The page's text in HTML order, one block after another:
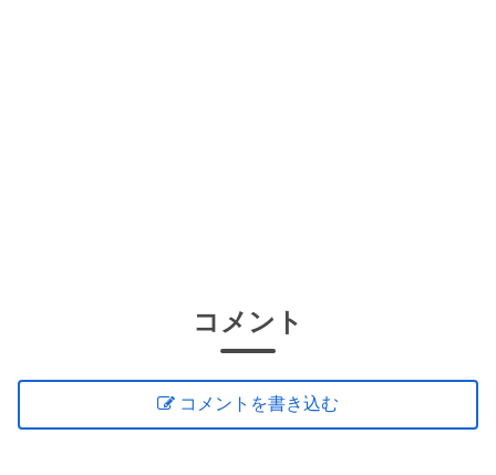
コメント
コメントを書き込む